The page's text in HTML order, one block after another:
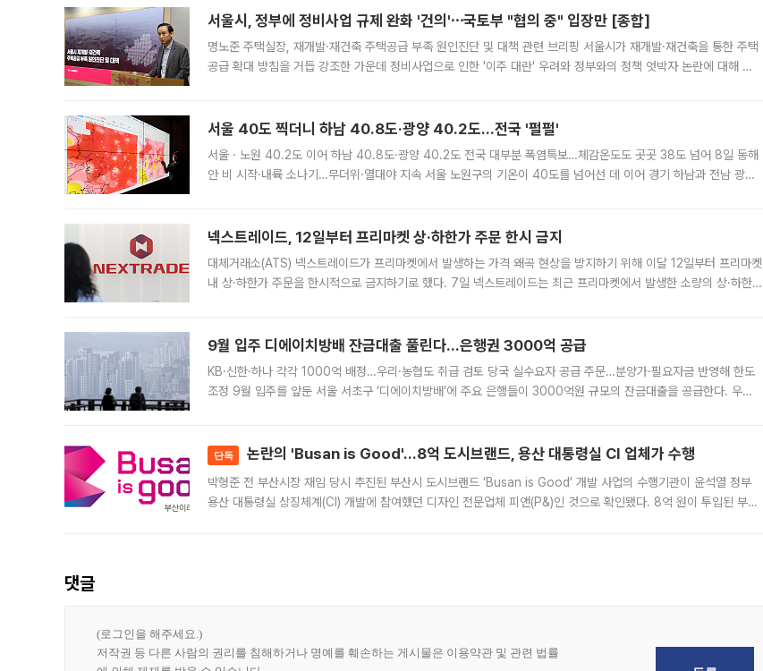
서울시, 정부에 정비사업 규제 완화 '건의'⋯국토부 "협의 중" 입장만 [종합]
명노준 주택실장, 재개발·재건축 주택공급 부족 원인진단 및 대책 관련 브리핑 서울시가 재개발·재건축을 통한 주택
공급 확대 방침을 거듭 강조한 가운데 정비사업으로 인한 '이주 대란' 우려와 정부와의 정책 엇박자 논란에 대해 정
서울 40도 찍더니 하남 40.8도·광양 40.2도…전국 '펄펄'
서울ㆍ노원 40.2도 이어 하남 40.8도·광양 40.2도 전국 대부분 폭염특보…체감온도도 곳곳 38도 넘어 8일 동해
안 비 시작·내륙 소나기…무더위·열대야 지속 서울 노원구의 기온이 40도를 넘어선 데 이어 경기 하남과 전남 광양
넥스트레이드, 12일부터 프리마켓 상·하한가 주문 한시 금지
대체거래소(ATS) 넥스트레이드가 프리마켓에서 발생하는 가격 왜곡 현상을 방지하기 위해 이달 12일부터 프리마켓
내 상·하한가 주문을 한시적으로 금지하기로 했다. 7일 넥스트레이드는 최근 프리마켓에서 발생한 소량의 상·하한
9월 입주 디에이치방배 잔금대출 풀린다…은행권 3000억 공급
KB·신한·하나 각각 1000억 배정…우리·농협도 취급 검토 당국 실수요자 공급 주문…분양가·필요자금 반영해 한도
조정 9월 입주를 앞둔 서울 서초구 ‘디에이치방배’에 주요 은행들이 3000억원 규모의 잔금대출을 공급한다. 우리
단독 논란의 'Busan is Good'…8억 도시브랜드, 용산 대통령실 CI 업체가 수행
박형준 전 부산시장 재임 당시 추진된 부산시 도시브랜드 ‘Busan is Good’ 개발 사업의 수행기관이 윤석열 정부
용산 대통령실 상징체계(CI) 개발에 참여했던 디자인 전문업체 피앤(P&)인 것으로 확인됐다. 8억 원이 투입된 부산
댓글